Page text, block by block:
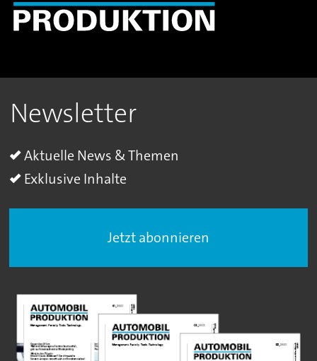
Newsletter
Aktuelle News & Themen
Exklusive Inhalte
Jetzt abonnieren